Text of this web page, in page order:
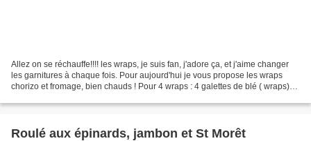
Allez on se réchauffe!!!! les wraps, je suis fan, j'adore ça, et j'aime changer
les garnitures à chaque fois. Pour aujourd'hui je vous propose les wraps
chorizo et fromage, bien chauds ! Pour 4 wraps : 4 galettes de blé ( wraps)
Roulé aux épinards, jambon et St Morêt